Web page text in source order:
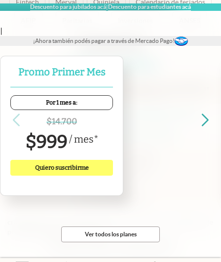
Descuento para jubilados acá|Descuento para estudiantes acá
|
¡Ahora también podés pagar a través de Mercado Pago!
Promo Primer Mes
Por 1 mes a:
$14.700
$999/mes*
Quiero suscribirme
Ver todos los planes
Fintech Merval Quiniela Calendario de feriados
abre en nueva pestaña
abre en nueva pestaña
abre en nueva pestaña
abre en nueva pestaña
abre en nueva pestaña
Portal de Proveedores
Todos los derechos reservados
Términos y condiciones
Consentimiento
propiedad intelectual: 56576959
N° de edición: 10.949 - 6 de agosto de 2026